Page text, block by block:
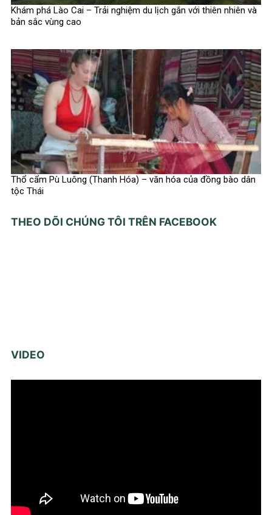
Khám phá Lào Cai – Trải nghiệm du lịch gắn với thiên nhiên và
bản sắc vùng cao
Thổ cẩm Pù Luông (Thanh Hóa) – văn hóa của đồng bào dân
tộc Thái
THEO DÕI CHÚNG TÔI TRÊN FACEBOOK
VIDEO